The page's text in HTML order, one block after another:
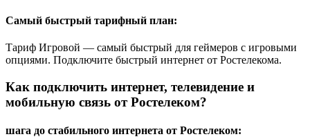
Самый быстрый тарифный план:
Тариф Игровой — самый быстрый для геймеров с игровыми
опциями. Подключите быстрый интернет от Ростелекома.
Как подключить интернет, телевидение и
мобильную связь от Ростелеком?
шага до стабильного интернета от Ростелеком: